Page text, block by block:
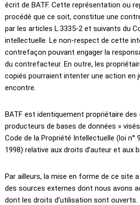
écrit de BATF. Cette représentation ou
procédé que ce soit, constitue une
par les articles L.3335-2 et suivants du
intellectuelle. Le non-respect de cette
contrefaçon pouvant engager la
du contrefacteur. En outre, les
copiés pourraient intenter une action en
encontre.
BATF est identiquement propriétaire des
producteurs de bases de données »
Code de la Propriété Intellectuelle (loi n°
1998) relative aux droits d’auteur et aux
Par ailleurs, la mise en forme de ce site
des sources externes dont nous avons
dont les droits d’utilisation sont ouverts.